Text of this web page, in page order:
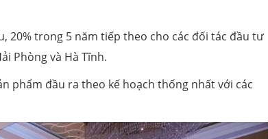
20% trong 5 năm tiếp theo cho các đối tác đầu tư
Phòng và Hà Tĩnh.
phẩm đầu ra theo kế hoạch thống nhất với các